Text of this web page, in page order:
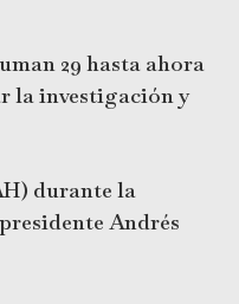
29 hasta ahora
la investigación y
durante la
Andrés